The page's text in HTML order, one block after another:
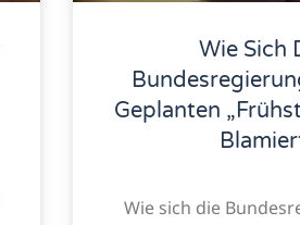
Wie Sich
Geplanten
Wie sich die